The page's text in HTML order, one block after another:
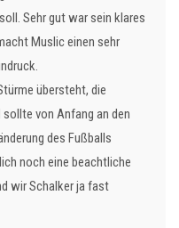
Sehr gut war sein klares
Muslic einen sehr
übersteht, die
von Anfang an den
des Fußballs
noch eine beachtliche
wir Schalker ja fast